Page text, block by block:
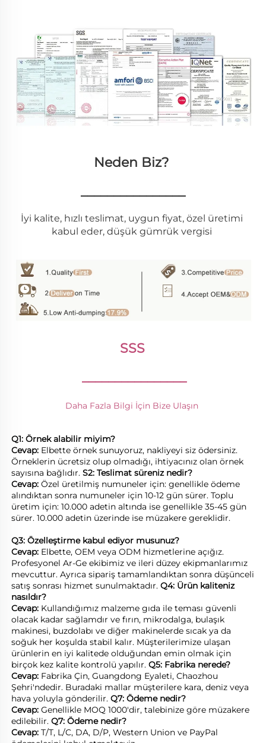
Neden Biz?
________________
İyi kalite, hızlı teslimat, uygun fiyat, özel üretimi
kabul eder, düşük gümrük vergisi
SSS
________________
Daha Fazla Bilgi İçin Bize Ulaşın
Q1: Örnek alabilir miyim?
Cevap: Elbette örnek sunuyoruz, nakliyeyi siz ödersiniz.
Örneklerin ücretsiz olup olmadığı, ihtiyacınız olan örnek
sayısına bağlıdır. S2: Teslimat süreniz nedir?
Cevap: Özel üretilmiş numuneler için: genellikle ödeme
alındıktan sonra numuneler için 10-12 gün sürer. Toplu
üretim için: 10.000 adetin altında ise genellikle 35-45 gün
sürer. 10.000 adetin üzerinde ise müzakere gereklidir.
Q3: Özelleştirme kabul ediyor musunuz?
Cevap: Elbette, OEM veya ODM hizmetlerine açığız.
Profesyonel Ar-Ge ekibimiz ve ileri düzey ekipmanlarımız
mevcuttur. Ayrıca sipariş tamamlandıktan sonra düşünceli
satış sonrası hizmet sunulmaktadır. Q4: Ürün kaliteniz
nasıldır?
Cevap: Kullandığımız malzeme gıda ile teması güvenli
olacak kadar sağlamdır ve fırın, mikrodalga, bulaşık
makinesi, buzdolabı ve diğer makinelerde sıcak ya da
soğuk her koşulda stabil kalır. Müşterilerimize ulaşan
ürünlerin en iyi kalitede olduğundan emin olmak için
birçok kez kalite kontrolü yapılır. Q5: Fabrika nerede?
Cevap: Fabrika Çin, Guangdong Eyaleti, Chaozhou
Şehri'ndedir. Buradaki mallar müşterilere kara, deniz veya
hava yoluyla gönderilir. Q7: Ödeme nedir?
Cevap: Genellikle MOQ 1000'dir, talebinize göre müzakere
edilebilir. Q7: Ödeme nedir?
Cevap: T/T, L/C, DA, D/P, Western Union ve PayPal